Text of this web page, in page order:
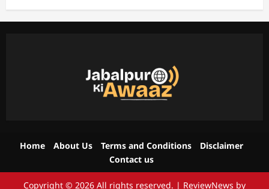
Home About Us Terms and Conditions
Disclaimer
Contact us
Copyright © 2026 All rights reserved. | ReviewNews by